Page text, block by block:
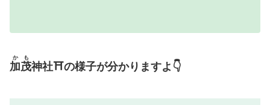
加茂
かも
神社⛩の様子が分かりますよ👇